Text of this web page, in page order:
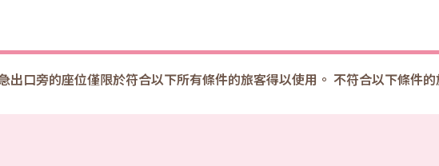
口旁的座位僅限於符合以下所有條件的旅客得以使用。 不符合以下條件的